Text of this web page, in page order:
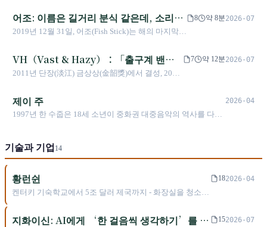
상 양 부문 노미네이트. 2025년 8월 4일 두 번째 앨
범 《Hidden Album》을 발표하면서 영국 그래미
믹싱 엔지니어 Jay Reynolds, 미국 그래미 엔지니
ASOBOiSM 등 국제 협업팀을 영입. 앨범 주제가
'기술의 불안'(Modern Problem)에서 '기술에 가려
진 인간의 그림자'—자해, 금기의 사랑, 가상화폐
〈Miffy〉는 사회운동가 천메이후이에게 헌정.
는 73분짜리 밴드 라이브 레코딩으로 시장에 응답
했고, 판매량은 저조했지만 예언이라 불렸다. 장우
성은 아이돌 정체성과 창작 양심 사이에서 9년을
벽에 차를 뒤집었으며, 다시는 깨어나지 못했다.
어조: 이름은 길거리 분식 같은데, 소리는
사람 패는 하드코어
2019년 12월 31일, 어조(Fish Stick)는 해의 마지막
서립(臺北市立中正高中) 동창 세 명이 2011년 말부
터 2019년까지, 다섯 명에서 세 명으로 축소되고,
2016년 지구춘랑대상(地球春浪大賞) 4위, 상하이 춘
내지르는 모든 노래가 어떤 선언보다도 직설적이었
다.
8 약 8분2026-07
VH（Vast & Hazy）：「출구계 밴
드」의 15년 방향 교정
2011년 단장(淡江) 금상상(金韶獎)에서 결성, 2014
상(金曲) 베스트 보컬 콤비네이션 후보에 올랐다.
대만 인디 씬이 소란을 일삼던 시대에, Vast & Hazy
는 이름 불명의 불안을 감싸안는 공간을 택했다
러나겠다고 선언하고, 카카(咖咖)가 이 이름을 안고
7 약 12분2026-07
제이 주
1997년 한 수줍은 18세 소년이 중화권 대중음악의 역사를 다시
2026-04
기술과 기업 14
황런쉰
켄터키 기숙학교에서 5조 달러 제국까지 - 화장실을 청소하
했는가
182026-04
지화이신: AI에게 ‘한 걸음씩 생각하기’를 가
152026-07